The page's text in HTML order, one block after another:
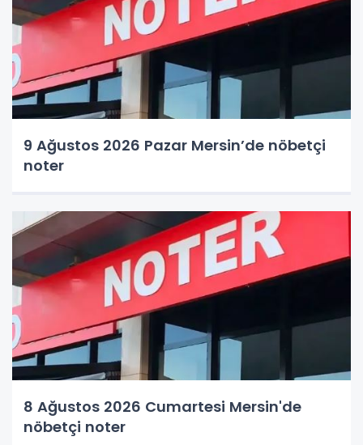
9 Ağustos 2026 Pazar Mersin’de nöbetçi
noter
8 Ağustos 2026 Cumartesi Mersin'de
nöbetçi noter